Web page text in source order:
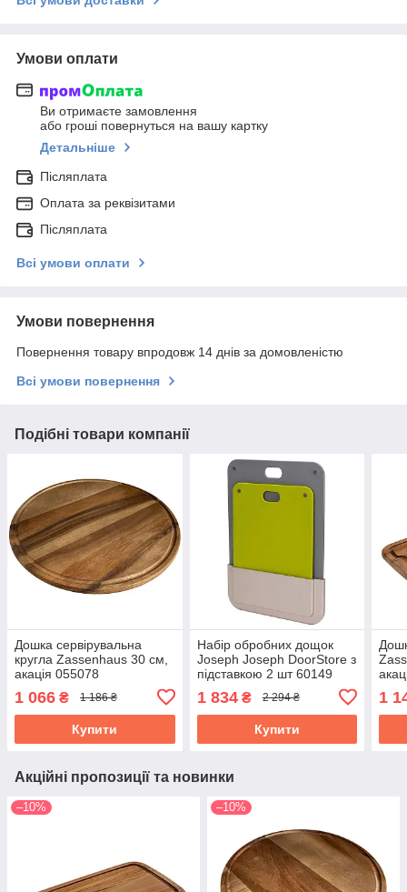
Умови оплати
Ви отримаєте замовлення
або гроші повернуться на вашу картку
Детальніше
Післяплата
Оплата за реквізитами
Післяплата
Всі умови оплати
Умови повернення
Повернення товару впродовж 14 днів за домовленістю
Всі умови повернення
Подібні товари компанії
Дошка сервірувальна
кругла Zassenhaus 30 см,
акація 055078
1 066 ₴ 1 186 ₴
Купити
Набір обробних дощок
Joseph Joseph DoorStore з
підставкою 2 шт 60149
1 834₴ 2 294 ₴
Купити
1
Акційні пропозиції та новинки
–10% –10%